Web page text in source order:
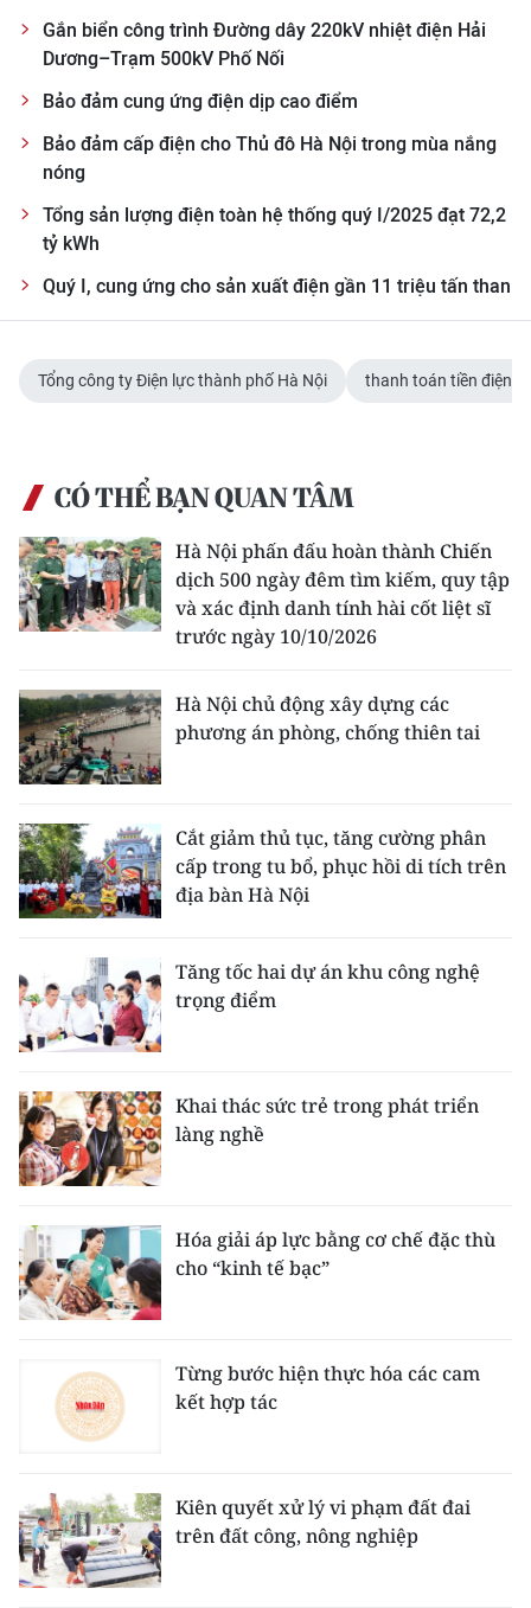
Gắn biển công trình Đường dây 220kV nhiệt điện Hải
Dương–Trạm 500kV Phố Nối
Bảo đảm cung ứng điện dịp cao điểm
Bảo đảm cấp điện cho Thủ đô Hà Nội trong mùa nắng
nóng
Tổng sản lượng điện toàn hệ thống quý I/2025 đạt 72,2
tỷ kWh
Quý I, cung ứng cho sản xuất điện gần 11 triệu tấn than
Tổng công ty Điện lực thành phố Hà Nội thanh toán tiền điện
CÓ THỂ BẠN QUAN TÂM
Hà Nội phấn đấu hoàn thành Chiến
dịch 500 ngày đêm tìm kiếm, quy tập
và xác định danh tính hài cốt liệt sĩ
trước ngày 10/10/2026
Hà Nội chủ động xây dựng các
phương án phòng, chống thiên tai
Cắt giảm thủ tục, tăng cường phân
cấp trong tu bổ, phục hồi di tích trên
địa bàn Hà Nội
Tăng tốc hai dự án khu công nghệ
trọng điểm
Khai thác sức trẻ trong phát triển
làng nghề
Hóa giải áp lực bằng cơ chế đặc thù
cho “kinh tế bạc”
Từng bước hiện thực hóa các cam
kết hợp tác
Kiên quyết xử lý vi phạm đất đai
trên đất công, nông nghiệp